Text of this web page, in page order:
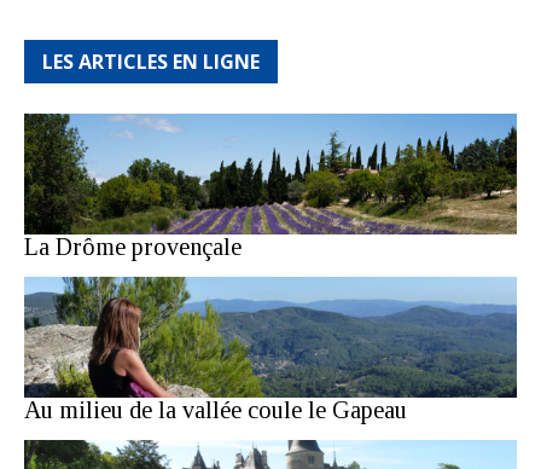
LES ARTICLES EN LIGNE
La Drôme provençale
Au milieu de la vallée coule le Gapeau